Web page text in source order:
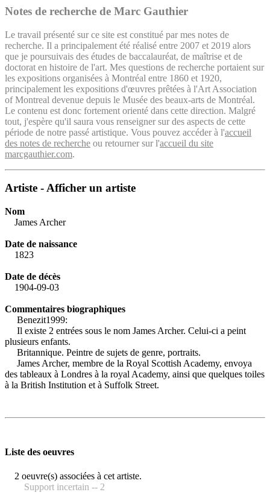
Notes de recherche de Marc Gauthier
Le travail présenté sur ce site est constitué par mes notes de
recherche. Il a principalement été réalisé entre 2007 et 2019 alors
que je poursuivais des études de baccalauréat, de maîtrise et de
doctorat en histoire de l'art. Mes questions de recherche portaient sur
les expositions organisées à Montréal entre 1860 et 1920,
principalement les expositions d'œuvres prêtées à l'Art Association
of Montreal devenue depuis le Musée des beaux-arts de Montréal.
Le contenu est donc fortement orienté dans cette direction. Malgré
tout, j'espère qu'il saura vous renseigner sur des aspects de cette
période de notre passé artistique. Vous pouvez accéder à l'accueil
des notes de recherche ou retourner sur l'accueil du site
marcgauthier.com.
Artiste - Afficher un artiste
Nom
James Archer
Date de naissance
1823
Date de décès
1904-09-03
Commentaires biographiques
Benezit1999:
Il existe 2 entrées sous le nom James Archer. Celui-ci a peint
plusieurs enfants.
Britannique. Peintre de sujets de genre, portraits.
James Archer, membre de la Royal Scottish Academy, envoya
des tableaux à Londres à la royal Academy, ainsi que quelques toiles
à la British Institution et à Suffolk Street.
Liste des oeuvres
2 oeuvre(s) associées à cet artiste.
Support incertain -- 2